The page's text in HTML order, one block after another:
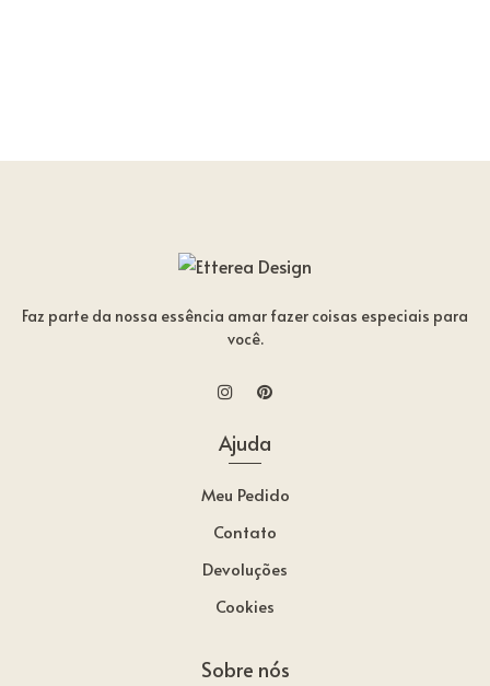
Faz parte da nossa essência amar fazer coisas especiais para
você.
Ajuda
Meu Pedido
Contato
Devoluções
Cookies
Sobre nós